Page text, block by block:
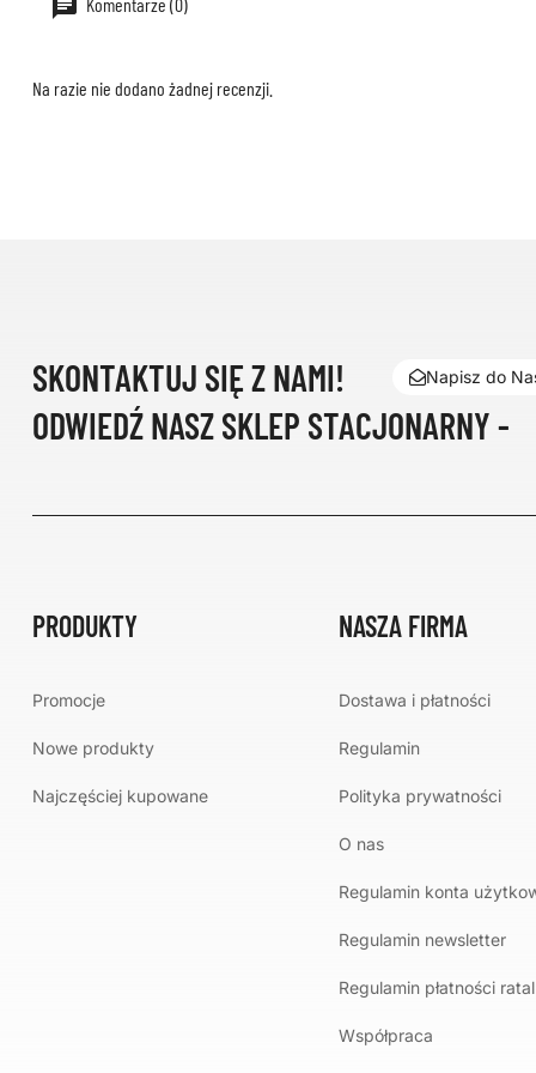
Na razie nie dodano żadnej recenzji.
SKONTAKTUJ SIĘ Z NAMI! Napisz do
ODWIEDŹ NASZ SKLEP STACJONARNY -
PRODUKTY
Promocje
Nowe produkty
Najczęściej kupowane
NASZA FIRMA
Dostawa i płatności
Regulamin
Polityka prywatności
O nas
Regulamin konta
Regulamin newsletter
Regulamin płatności
Współpraca